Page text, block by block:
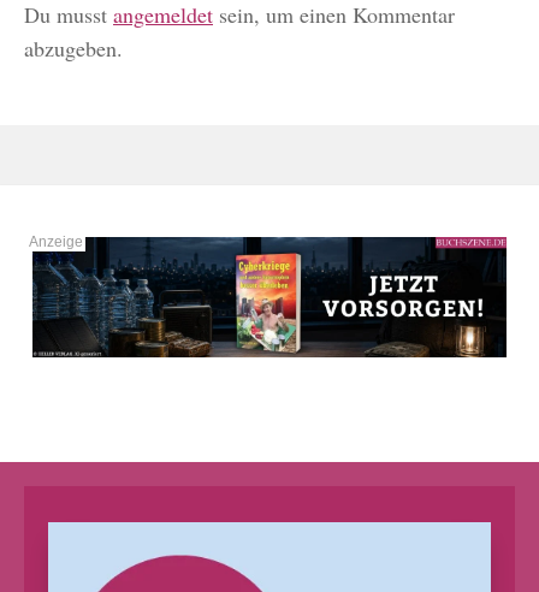
Du musst angemeldet sein, um einen Kommentar
abzugeben.